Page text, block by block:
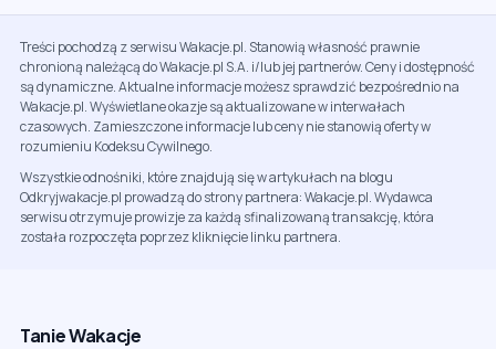
Treści pochodzą z serwisu Wakacje.pl. Stanowią własność prawnie
chronioną należącą do Wakacje.pl S.A. i/lub jej partnerów. Ceny i dostępność
są dynamiczne. Aktualne informacje możesz sprawdzić bezpośrednio na
Wakacje.pl. Wyświetlane okazje są aktualizowane w interwałach
czasowych. Zamieszczone informacje lub ceny nie stanowią oferty w
rozumieniu Kodeksu Cywilnego.
Wszystkie odnośniki, które znajdują się w artykułach na blogu
Odkryjwakacje.pl prowadzą do strony partnera: Wakacje.pl. Wydawca
serwisu otrzymuje prowizje za każdą sfinalizowaną transakcję, która
została rozpoczęta poprzez kliknięcie linku partnera.
Tanie Wakacje